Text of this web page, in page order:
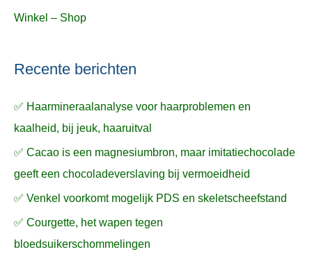
Winkel – Shop
Recente berichten
✅ Haarmineraalanalyse voor haarproblemen en
kaalheid, bij jeuk, haaruitval
✅ Cacao is een magnesiumbron, maar imitatiechocolade
geeft een chocoladeverslaving bij vermoeidheid
✅ Venkel voorkomt mogelijk PDS en skeletscheefstand
✅ Courgette, het wapen tegen
bloedsuikerschommelingen